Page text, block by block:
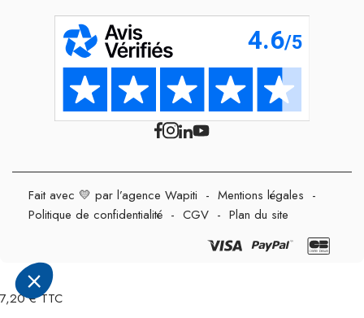
Fait avec 💛 par l’agence Wapiti - Mentions légales -
Politique de confidentialité - CGV - Plan du site
7,20 € TTC